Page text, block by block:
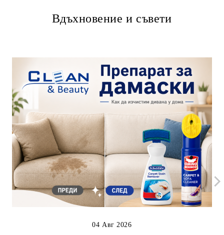
Вдъхновение и съвети
04 Авг 2026